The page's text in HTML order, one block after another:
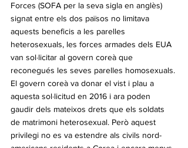
Forces (SOFA per la seva sigla en anglès)
signat entre els dos països no limitava
aquests beneficis a les parelles
heterosexuals, les forces armades dels EUA
van sol·licitar al govern coreà que
reconegués les seves parelles homosexuals.
El govern coreà va donar el vist i plau a
aquesta sol·licitud en 2016 i ara poden
gaudir dels mateixos drets que els soldats
de matrimoni heterosexual. Però aquest
privilegi no es va estendre als civils nord-